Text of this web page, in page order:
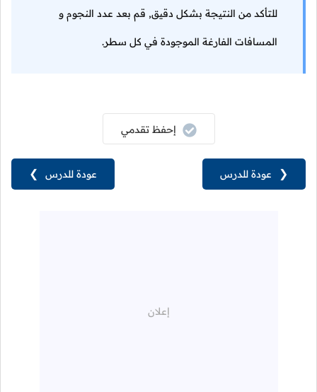
للتأكد من النتيجة بشكل دقيق, قم بعد عدد النجوم و
المسافات الفارغة الموجودة في كل سطر.
عودة للدرس ❯
إحفظ تقدمي
❮ عودة للدرس